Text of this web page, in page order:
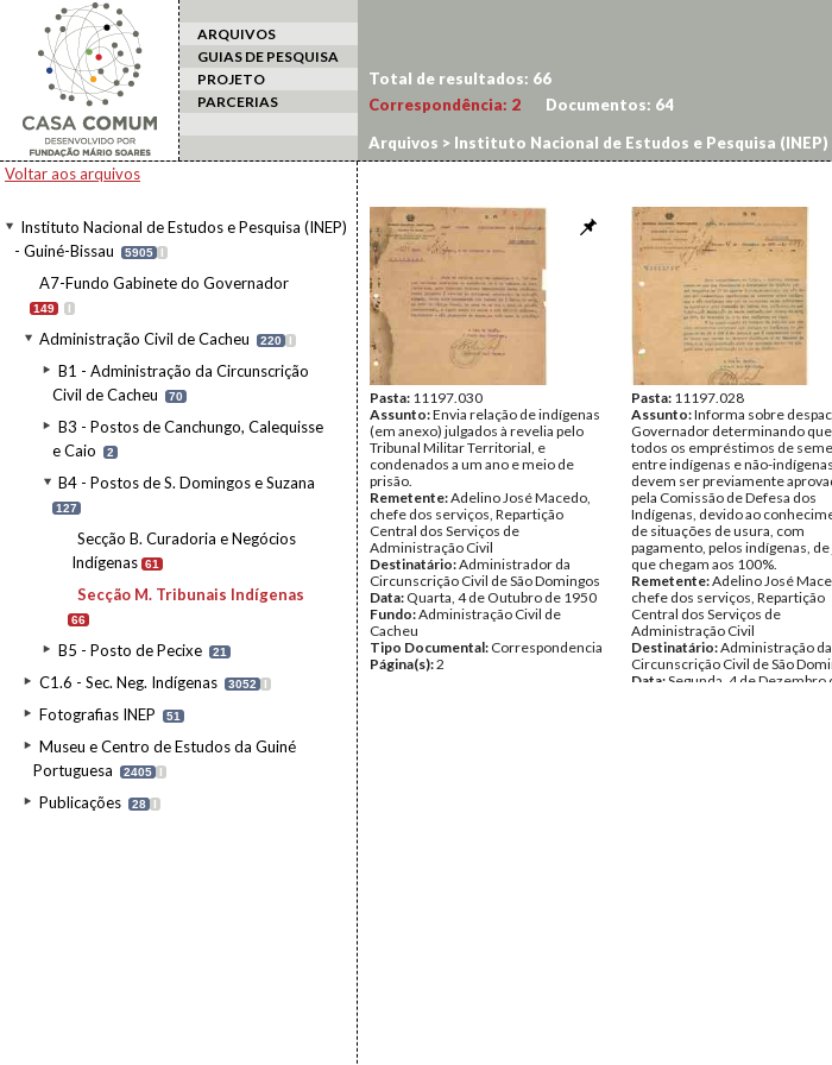
ARQUIVOS
GUIAS DE PESQUISA
PROJETO
PARCERIAS
Voltar aos arquivos
Instituto Nacional de Estudos e Pesquisa (INEP)
- Guiné-Bissau
5905 I
A7-Fundo Gabinete do Governador
149 I
Administração Civil de Cacheu 220 I
B1 - Administração da Circunscrição
Civil de Cacheu
70
B3 - Postos de Canchungo, Calequisse
e Caio
2
B4 - Postos de S. Domingos e Suzana
127
Secção B. Curadoria e Negócios
Indígenas 61
Secção M. Tribunais Indígenas
66
B5 - Posto de Pecixe 21
C1.6 - Sec. Neg. Indígenas 3052 I
Fotografias INEP 51
Museu e Centro de Estudos da Guiné
Portuguesa
2405 I
Publicações 28 I
Total de resultados: 66
Correspondência: 2 Documentos: 64
Arquivos > Instituto Nacional de Estudos e Pesquisa (INEP)
Tribunais Indígenas
Pasta: 11197.030
Assunto:Envia relação de indígenas
(em anexo) julgados à revelia pelo
Tribunal Militar Territorial, e
condenados a um ano e meio de
prisão.
Remetente:Adelino José Macedo,
chefe dos serviços, Repartição
Central dos Serviços de
Administração Civil
Destinatário:Administrador da
Circunscrição Civil de São Domingos
Data: Quarta, 4 de Outubro de 1950
Fundo:Administração Civil de
Cacheu
Tipo Documental: Correspondencia
Página(s):2
Pasta: 11197.028
Assunto:Informa sobre
Governador determinando que
todos os empréstimos de
entre indígenas e não-indígenas
devem ser previamente
pela Comissão de Defesa dos
Indígenas, devido ao
de situações de usura, com
pagamento, pelos indígenas,
que chegam aos 100%.
Remetente:Adelino José
chefe dos serviços, Repartição
Central dos Serviços de
Administração Civil
Destinatário:Administração da
Circunscrição Civil de São
Data: Segunda, 4 de Dezembro